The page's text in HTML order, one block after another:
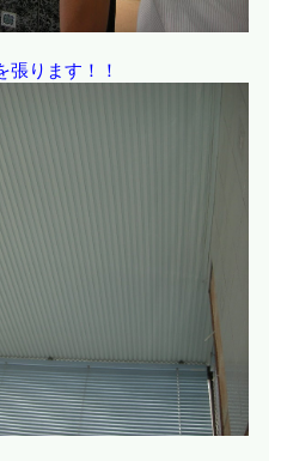
張ります！！